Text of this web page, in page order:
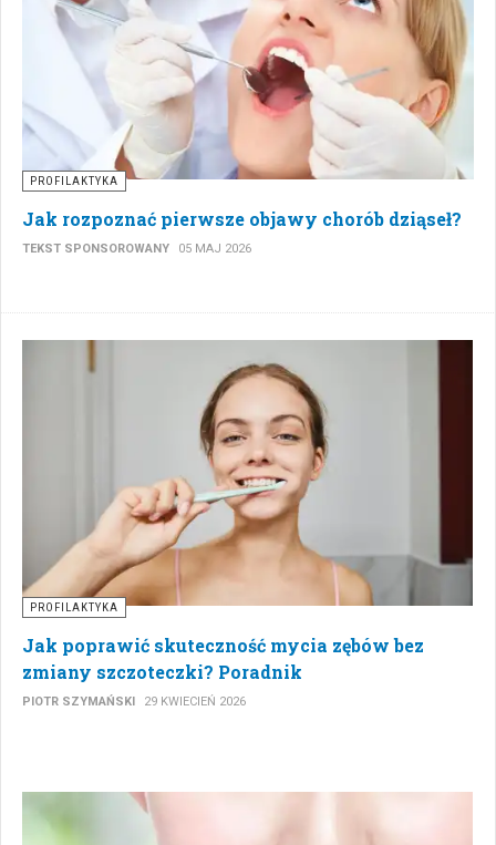
PROFILAKTYKA
Jak rozpoznać pierwsze objawy chorób dziąseł?
TEKST SPONSOROWANY 05 MAJ 2026
PROFILAKTYKA
Jak poprawić skuteczność mycia zębów bez
zmiany szczoteczki? Poradnik
PIOTR SZYMAŃSKI 29 KWIECIEŃ 2026